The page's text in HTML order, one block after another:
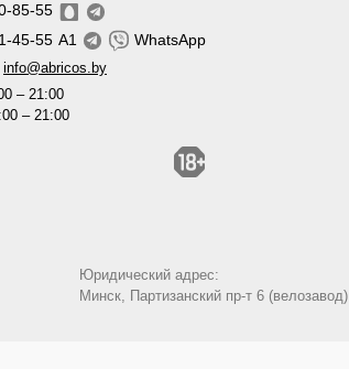
85-55
45-55 A1 WhatsApp
info@abricos.by
– 21:00
– 21:00
Юридический адрес:
Минск, Партизанский пр-т 6 (велозавод)